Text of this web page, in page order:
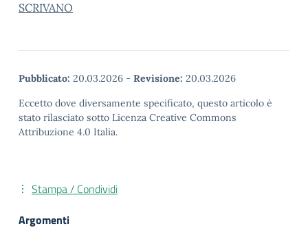
SCRIVANO
Pubblicato: 20.03.2026 - Revisione: 20.03.2026
Eccetto dove diversamente specificato, questo articolo è
stato rilasciato sotto Licenza Creative Commons
Attribuzione 4.0 Italia.
Stampa / Condividi
Argomenti